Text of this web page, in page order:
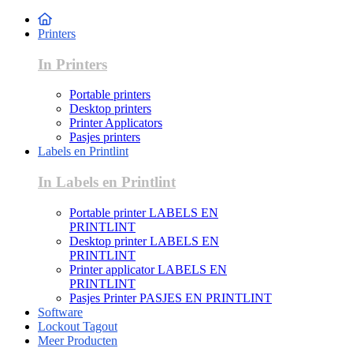
Printers
In Printers
Portable printers
Desktop printers
Printer Applicators
Pasjes printers
Labels en Printlint
In Labels en Printlint
Portable printer LABELS EN
PRINTLINT
Desktop printer LABELS EN
PRINTLINT
Printer applicator LABELS EN
PRINTLINT
Pasjes Printer PASJES EN PRINTLINT
Software
Lockout Tagout
Meer Producten